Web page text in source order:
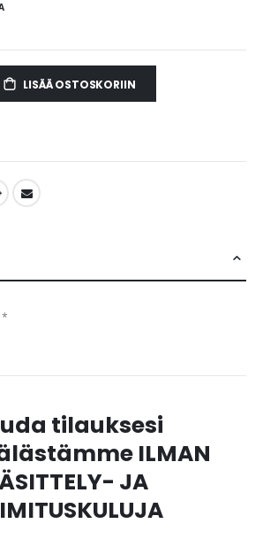
LISÄÄ OSTOSKORIIN
*
tilauksesi
ILMAN
JA